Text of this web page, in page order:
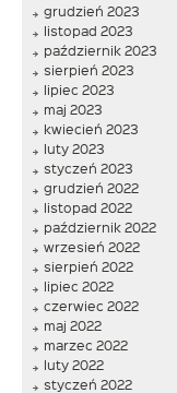
grudzień 2023
listopad 2023
październik 2023
sierpień 2023
lipiec 2023
maj 2023
kwiecień 2023
luty 2023
styczeń 2023
grudzień 2022
listopad 2022
październik 2022
wrzesień 2022
sierpień 2022
lipiec 2022
czerwiec 2022
maj 2022
marzec 2022
luty 2022
styczeń 2022